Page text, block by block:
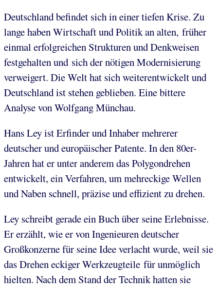
Deutschland befindet sich in einer tiefen Krise. Zu
lange haben Wirtschaft und Politik an alten, früher
einmal erfolgreichen Strukturen und Denkweisen
festgehalten und sich der nötigen Modernisierung
verweigert. Die Welt hat sich weiterentwickelt und
Deutschland ist stehen geblieben. Eine bittere
Analyse von Wolfgang Münchau.
Hans Ley ist Erfinder und Inhaber mehrerer
deutscher und europäischer Patente. In den 80er-
Jahren hat er unter anderem das Polygondrehen
entwickelt, ein Verfahren, um mehreckige Wellen
und Naben schnell, präzise und effizient zu drehen.
Ley schreibt gerade ein Buch über seine Erlebnisse.
Er erzählt, wie er von Ingenieuren deutscher
Großkonzerne für seine Idee verlacht wurde, weil sie
das Drehen eckiger Werkzeugteile für unmöglich
hielten. Nach dem Stand der Technik hatten sie